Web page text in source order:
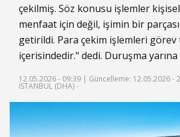
çekilmiş. Söz konusu işlemler
menfaat için değil, işimin bir
getirildi. Para çekim işlemleri görev
içerisindedir." dedi. Duruşma
12.05.2026 - 09:39 | Güncelleme: 12.05.2026 -
İSTANBUL (DHA) -